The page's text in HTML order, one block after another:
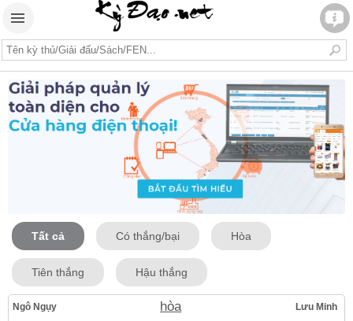
Tất cả Có thắng/bại Hòa
Tiên thắng Hậu thắng
Ngô Ngụy hòa Lưu Minh